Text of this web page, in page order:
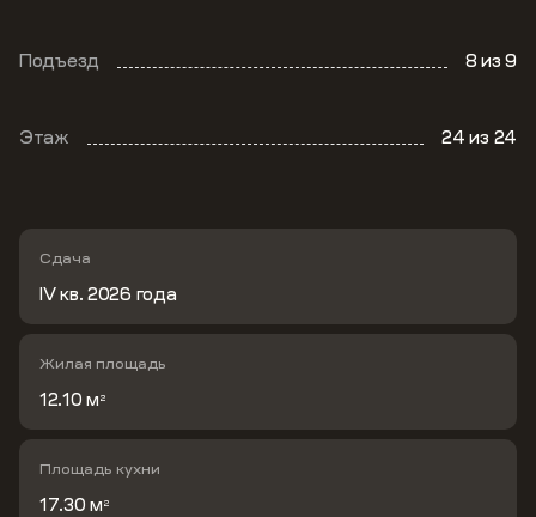
Подъезд 8из 9
Этаж 24из 24
Сдача
IV кв. 2026 года
Жилая площадь
12.10 м 2
Площадь кухни
17.30 м 2